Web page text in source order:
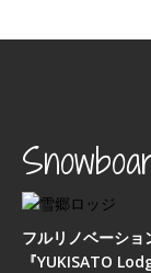
フルリノベーシ
『YUKISATO